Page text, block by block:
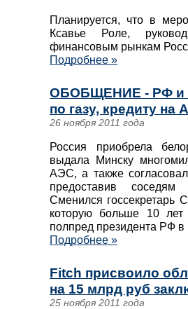
Планируется, что в
Ксавье Роле,
финансовым рынкам
Подробнее »
ОБОБЩЕНИЕ - РФ и
по газу, кредиту
26 ноября 2011 года
Россия приобрела
выдала Минску
АЭС, а также
предоставив соседям
Сменился госсекретарь
которую больше 10
полпред президента РФ
Подробнее »
Fitch присвоило
на 15 млрд руб
25 ноября 2011 года